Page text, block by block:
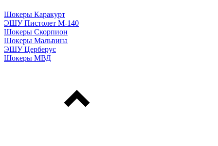
Шокеры Каракурт
ЭШУ Пистолет М-140
Шокеры Скорпион
Шокеры Мальвина
ЭШУ Церберус
Шокеры МВД